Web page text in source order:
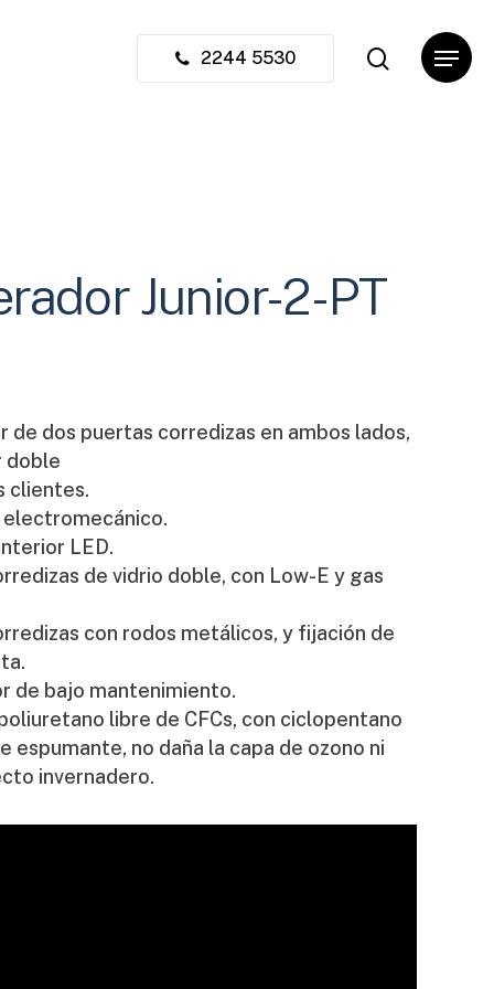
2244 5530
Menu
Close
Cart
Junior-2-PT
de dos puertas corredizas en ambos lados,
doble
clientes.
LED.
de vidrio doble, con Low-E y gas
con rodos metálicos, y fijación de
de bajo mantenimiento.
libre de CFCs, con ciclopentano
espumante, no daña la capa de ozono ni
invernadero.